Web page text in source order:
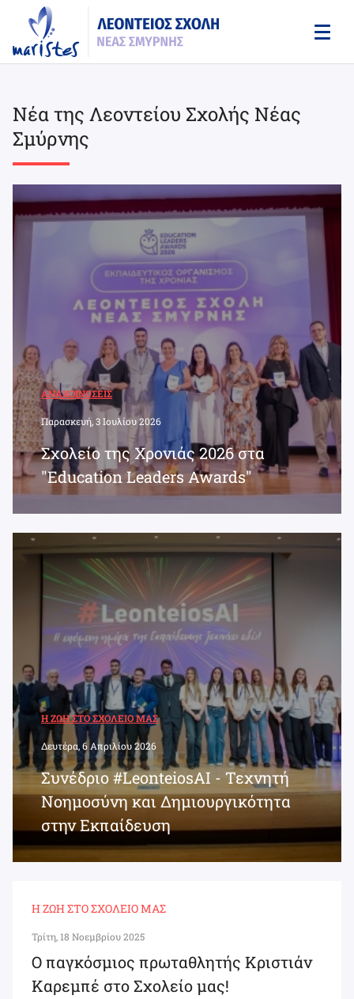
content
Νέα της Λεοντείου Σχολής Νέας
Σμύρνης
ΑΝΑΚΟΙΝΏΣΕΙΣ
Παρασκευή, 3 Ιουλίου 2026
Σχολείο της Χρονιάς 2026 στα
"Education Leaders Awards"
Η ΖΩΉ ΣΤΟ ΣΧΟΛΕΊΟ ΜΑΣ
Δευτέρα, 6 Απριλίου 2026
Συνέδριο #LeonteiosAI - Τεχνητή
Νοημοσύνη και Δημιουργικότητα
στην Εκπαίδευση
Η ΖΩΉ ΣΤΟ ΣΧΟΛΕΊΟ ΜΑΣ
Τρίτη, 18 Νοεμβρίου 2025
Ο παγκόσμιος πρωταθλητής Κριστιάν
Καρεμπέ στο Σχολείο μας!